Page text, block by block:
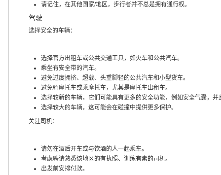
请记住，在其他国家/地区，步行者并不总是拥有通行权。
驾驶
选择安全的车辆：
选择官方出租车或公共交通工具，如火车和公共汽车。
乘坐有安全带的汽车。
避免过度拥挤、超载、头重脚轻的公共汽车和小型货车。
避免骑摩托车或乘摩托车，尤其是摩托车出租车。
选择较新的车辆，它们可能具有更多的安全功能，例如安全气囊，并
选择较大的车辆，这可能会在碰撞中提供更多保护。
关注司机：
请勿在酒后开车或与饮酒的人一起乘车。
考虑聘请熟悉该地区的有执照、训练有素的司机。
出发前安排付款。